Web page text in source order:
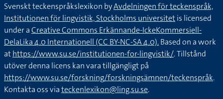
Svenskt teckenspråkslexikon byAvdelningen för teckenspråk,
Institutionen för lingvistik, Stockholms universitetis licensed
under aCreative Commons Erkännande-IckeKommersiell-
DelaLika 4.0 Internationell (CC BY-NC-SA 4.0).Based on a work
athttps://www.su.se/institutionen-for-lingvistik/. Tillstånd
utöver denna licens kan vara tillgängligt på
https://www.su.se/forskning/forskningsämnen/teckenspråk.
Kontakta oss viateckenlexikon@ling.su.se.